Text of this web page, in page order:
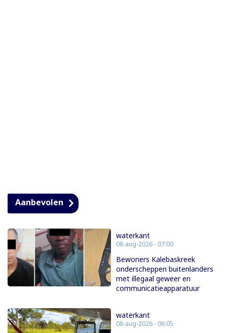
Aanbevolen
waterkant
08-aug-2026 - 07:00
Bewoners Kalebaskreek
onderscheppen buitenlanders
met illegaal geweer en
communicatieapparatuur
waterkant
08-aug-2026 - 06:05